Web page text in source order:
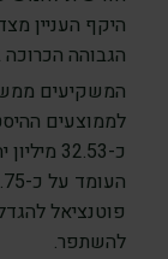
היקף העניין
הגבוהה
המשקיעים
לממוצעים
כ-32.53
פוטנציאל
להשתפר.